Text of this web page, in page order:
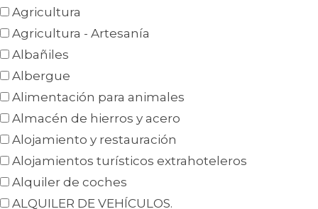
Agricultura
Agricultura - Artesanía
Albañiles
Albergue
Alimentación para animales
Almacén de hierros y acero
Alojamiento y restauración
Alojamientos turísticos extrahoteleros
Alquiler de coches
ALQUILER DE VEHÍCULOS.